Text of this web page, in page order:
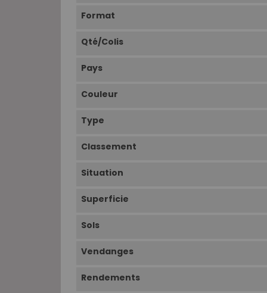
Format
Qté/Colis
Pays
Couleur
Type
Classement
Situation
Superficie
Sols
Vendanges
Rendements